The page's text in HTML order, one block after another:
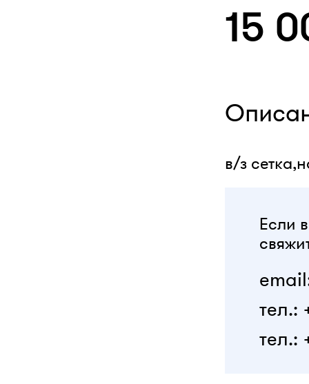
15
в/з
Если
тел.:
тел.: